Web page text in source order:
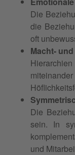
Die
die
oft
Macht-
Die
sein. In
und